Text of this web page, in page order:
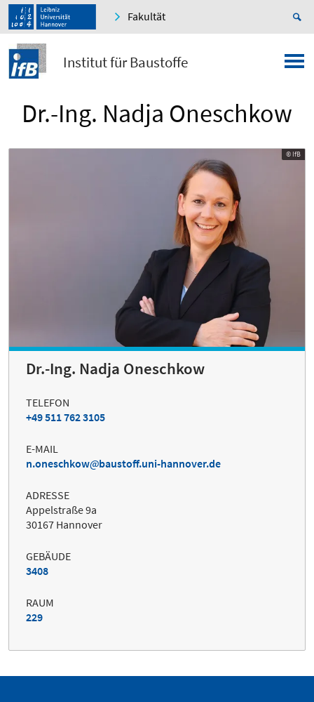
Fakultät
Institut für Baustoffe
Dr.-Ing. Nadja Oneschkow
© IfB
Dr.-Ing. Nadja Oneschkow
TELEFON
+49 511 762 3105
E-MAIL
n.oneschkow
baustoff.uni-hannover.de
ADRESSE
Appelstraße 9a
30167 Hannover
GEBÄUDE
3408
RAUM
229